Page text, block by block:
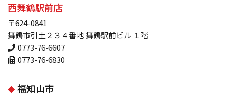
西舞鶴駅前店
〒624-0841
舞鶴市引土２３４番地 舞鶴駅前ビル １階
0773-76-6607
0773-76-6830
福知山市